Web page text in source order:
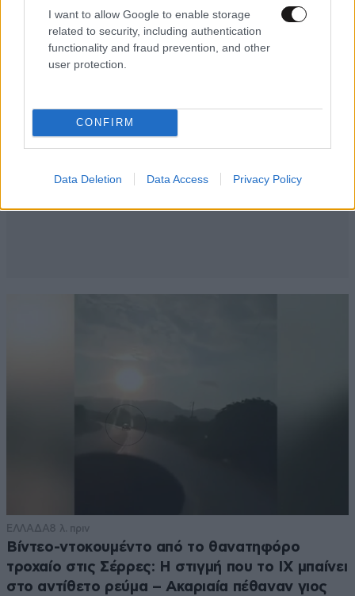
I want to allow Google to enable storage
related to security, including authentication
functionality and fraud prevention, and other
user protection.
CONFIRM
Data Deletion Data Access Privacy Policy
ΕΛΛΑΔΑ8 λ. πριν
Βίντεο-ντοκουμέντο από το θανατηφόρο
τροχαίο στις Σέρρες: Η στιγμή που το ΙΧ μπαίνει
στο αντίθετο ρεύμα – Ακαριαία πέθαναν γιος